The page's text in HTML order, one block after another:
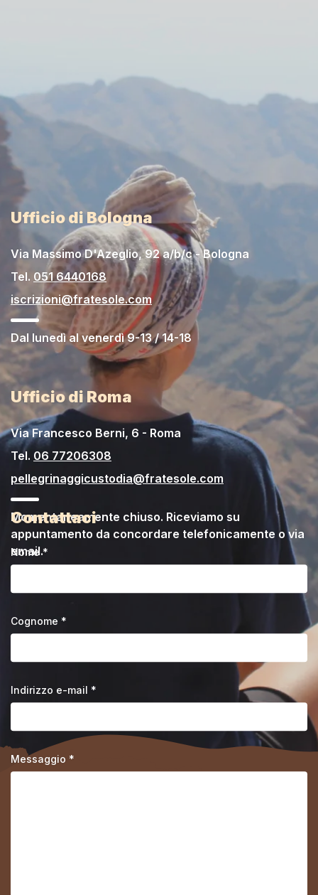
Ufficio di Bologna
Via Massimo D'Azeglio, 92 a/b/c - Bologna
Tel. 051 6440168
iscrizioni@fratesole.com
Dal lunedì al venerdì 9-13 / 14-18
Ufficio di Roma
Via Francesco Berni, 6 - Roma
Tel. 06 77206308
pellegrinaggicustodia@fratesole.com
Momentaneamente chiuso. Riceviamo su
appuntamento da concordare telefonicamente o via
email.
Contattaci
Nome *
Cognome *
Indirizzo e-mail *
Messaggio *